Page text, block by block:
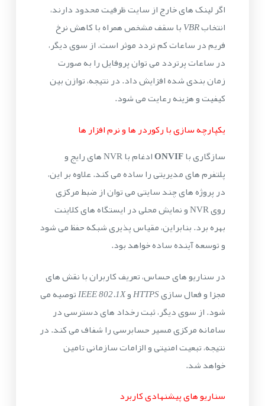
اگر لینک های خارج از سایت ظرفیت محدود دارند،
انتخابVBRبا سقف مشخص همراه با کاهش نرخ
فریم در ساعات کم تردد موثر است. از سوی دیگر،
در ساعات پرتردد می توان پروفایل را به صورت
زمان بندی شده افزایش داد. در نتیجه، توازن بین
کیفیت و هزینه رعایت می شود.
یکپارچه سازی با رکوردر ها و نرم افزار ها
سازگاری باONVIF
ادغام با NVR های رایج و
پلتفرم های مدیریتی را ساده می کند. علاوه بر این،
در پروژه های چند سایتی می توان از ضبط مرکزی
روی NVR و نمایش محلی در ایستگاه های کلاینت
بهره برد. بنابراین، مقیاس پذیری شبکه حفظ می شود
و توسعه آینده ساده خواهد بود.
در سناریو های حساس، تعریف کاربران با نقش های
مجزا و فعال سازیHTTPSوIEEE 802.1Xتوصیه می
شود. از سوی دیگر، ثبت رخداد های دسترسی در
سامانه مرکزی مسیر حسابرسی را شفاف می کند. در
نتیجه، تبعیت امنیتی و الزامات سازمانی تامین
خواهد شد.
سناریو های پیشنهادی کاربرد